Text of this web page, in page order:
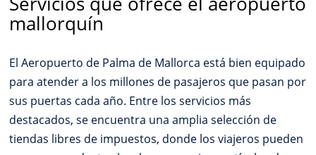
mallorquín
El Aeropuerto de Palma de Mallorca está bien equipado
para atender a los millones de pasajeros que pasan por
sus puertas cada año. Entre los servicios más
destacados, se encuentra una amplia selección de
tiendas libres de impuestos, donde los viajeros pueden